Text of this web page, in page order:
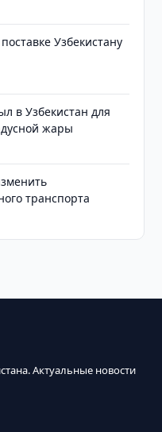
Узбекистану
в Узбекистан для
жары
транспорта
Актуальные новости